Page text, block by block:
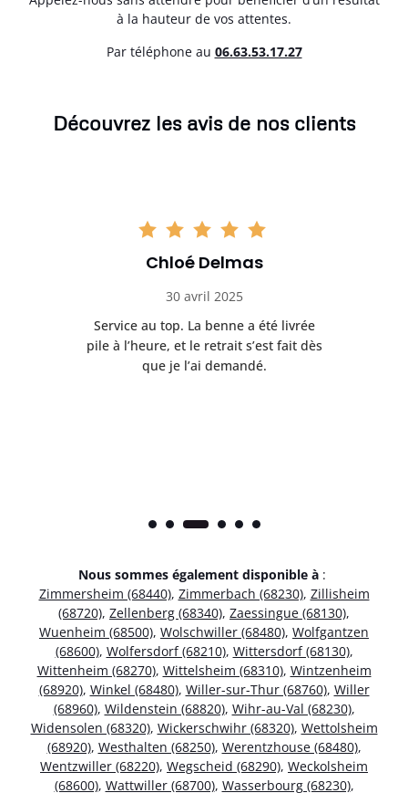
à la hauteur de vos attentes.
Par téléphone au 06.63.53.17.27
Découvrez les avis de nos clients
Chloé Delmas
30 avril 2025
Service au top. La benne a été livrée
pile à l’heure, et le retrait s’est fait dès
que je l’ai demandé.
Nous sommes également disponible à :
Zimmersheim (68440), Zimmerbach (68230), Zillisheim
(68720), Zellenberg (68340), Zaessingue (68130),
Wuenheim (68500), Wolschwiller (68480), Wolfgantzen
(68600), Wolfersdorf (68210), Wittersdorf (68130),
Wittenheim (68270), Wittelsheim (68310), Wintzenheim
(68920), Winkel (68480), Willer-sur-Thur (68760), Willer
(68960), Wildenstein (68820), Wihr-au-Val (68230),
Widensolen (68320), Wickerschwihr (68320), Wettolsheim
(68920), Westhalten (68250), Werentzhouse (68480),
Wentzwiller (68220), Wegscheid (68290), Weckolsheim
(68600), Wattwiller (68700), Wasserbourg (68230),